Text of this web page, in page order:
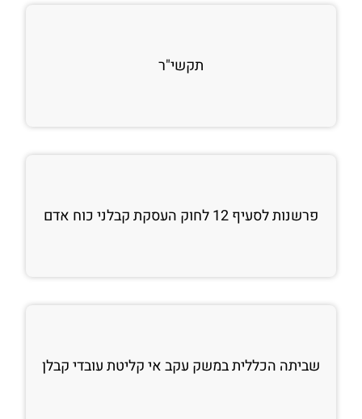
תקשי"ר
פרשנות לסעיף 12 לחוק העסקת קבלני כוח אדם
שביתה הכללית במשק עקב אי קליטת עובדי קבלן